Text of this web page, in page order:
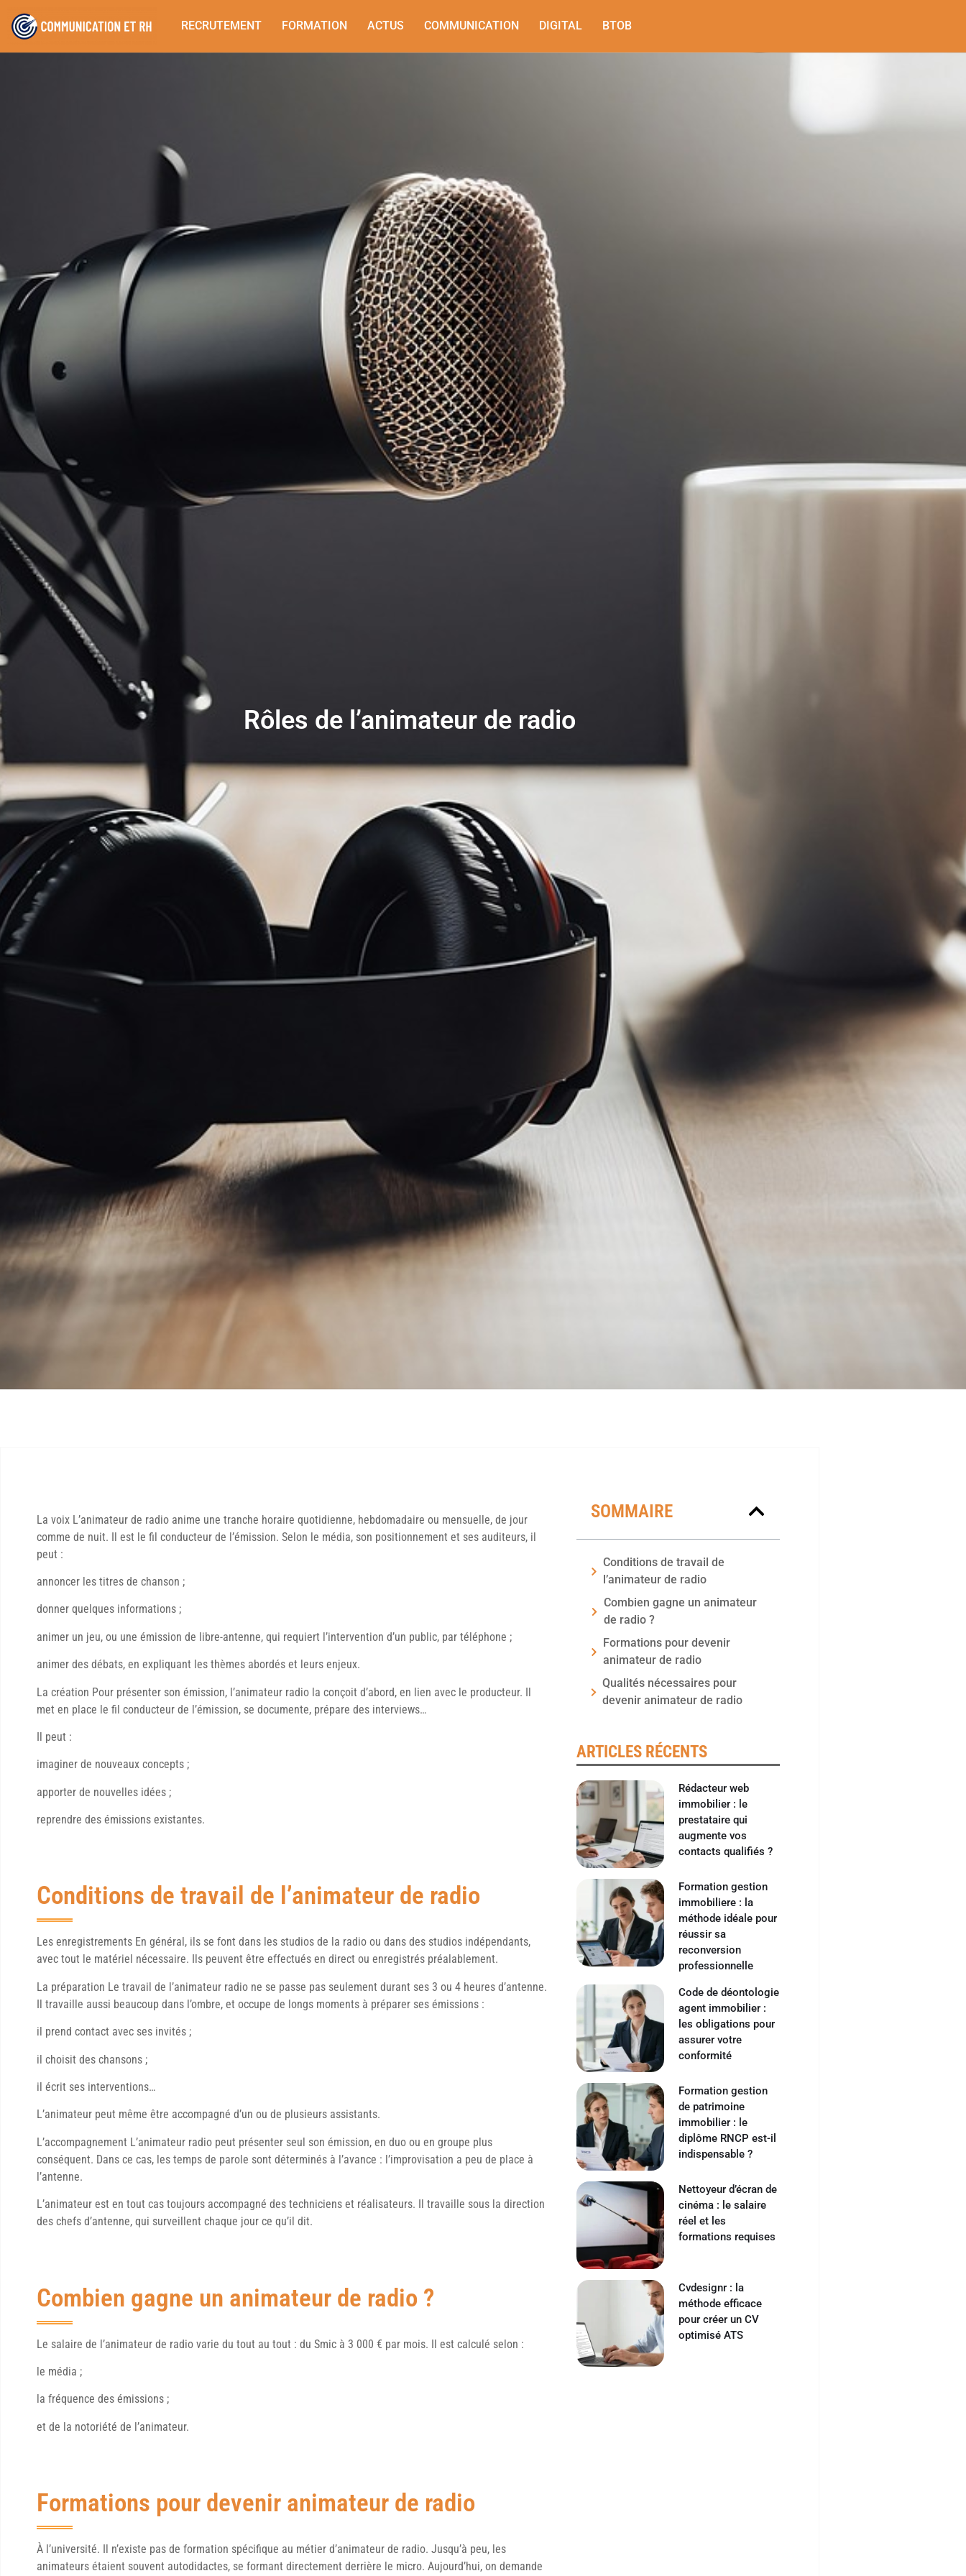
RECRUTEMENT FORMATION ACTUS COMMUNICATION DIGITAL BTOB
Rôles de l’animateur de radio
La voix L’animateur de radio anime une tranche horaire quotidienne, hebdomadaire ou mensuelle, de jour
comme de nuit. Il est le fil conducteur de l’émission. Selon le média, son positionnement et ses auditeurs, il
peut :
annoncer les titres de chanson ;
donner quelques informations ;
animer un jeu, ou une émission de libre-antenne, qui requiert l’intervention d’un public, par téléphone ;
animer des débats, en expliquant les thèmes abordés et leurs enjeux.
La création Pour présenter son émission, l’animateur radio la conçoit d’abord, en lien avec le producteur. Il
met en place le fil conducteur de l’émission, se documente, prépare des interviews…
Il peut :
imaginer de nouveaux concepts ;
apporter de nouvelles idées ;
reprendre des émissions existantes.
Conditions de travail de l’animateur de radio
Les enregistrements En général, ils se font dans les studios de la radio ou dans des studios indépendants,
avec tout le matériel nécessaire. Ils peuvent être effectués en direct ou enregistrés préalablement.
La préparation Le travail de l’animateur radio ne se passe pas seulement durant ses 3 ou 4 heures d’antenne.
Il travaille aussi beaucoup dans l’ombre, et occupe de longs moments à préparer ses émissions :
il prend contact avec ses invités ;
il choisit des chansons ;
il écrit ses interventions…
L’animateur peut même être accompagné d’un ou de plusieurs assistants.
L’accompagnement L’animateur radio peut présenter seul son émission, en duo ou en groupe plus
conséquent. Dans ce cas, les temps de parole sont déterminés à l’avance : l’improvisation a peu de place à
l’antenne.
L’animateur est en tout cas toujours accompagné des techniciens et réalisateurs. Il travaille sous la direction
des chefs d’antenne, qui surveillent chaque jour ce qu’il dit.
Combien gagne un animateur de radio ?
Le salaire de l’animateur de radio varie du tout au tout : du Smic à 3 000 € par mois. Il est calculé selon :
le média ;
la fréquence des émissions ;
et de la notoriété de l’animateur.
Formations pour devenir animateur de radio
À l’université. Il n’existe pas de formation spécifique au métier d’animateur de radio. Jusqu’à peu, les
animateurs étaient souvent autodidactes, se formant directement derrière le micro. Aujourd’hui, on demande
SOMMAIRE
Conditions de travail de
l’animateur de radio
Combien gagne un animateur
de radio ?
Formations pour devenir
animateur de radio
Qualités nécessaires pour
devenir animateur de radio
ARTICLES RÉCENTS
Rédacteur web
immobilier : le
prestataire qui
augmente vos
contacts qualifiés ?
Formation gestion
immobiliere : la
méthode idéale pour
réussir sa
reconversion
professionnelle
Code de déontologie
agent immobilier :
les obligations pour
assurer votre
conformité
Formation gestion
de patrimoine
immobilier : le
diplôme RNCP est-il
indispensable ?
Nettoyeur d’écran de
cinéma : le salaire
réel et les
formations requises
Cvdesignr : la
méthode efficace
pour créer un CV
optimisé ATS